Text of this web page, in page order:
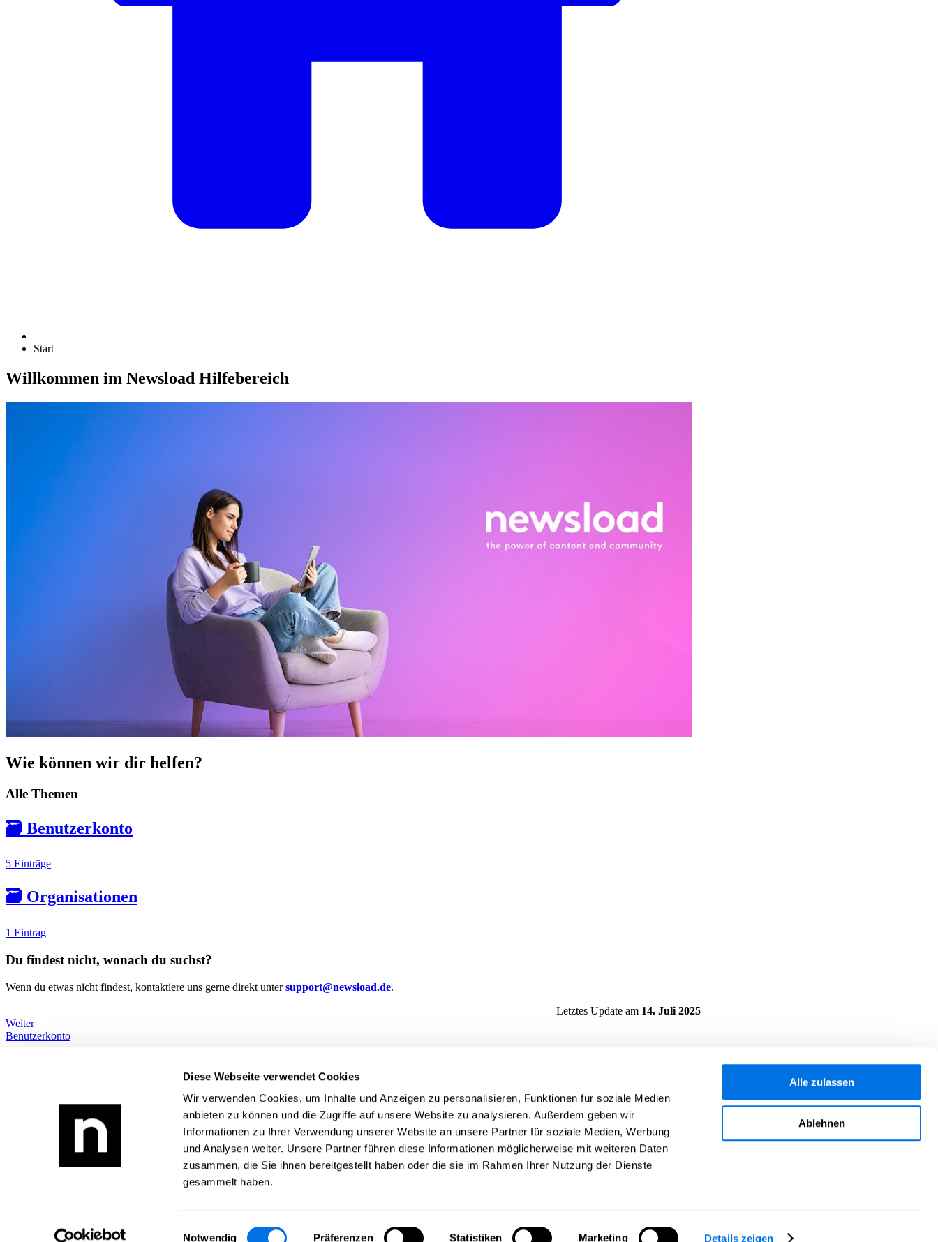
Diese Webseite verwendet Cookies
Wir verwenden Cookies, um Inhalte und Anzeigen zu personalisieren, Funktionen für soziale Medien
anbieten zu können und die Zugriffe auf unsere Website zu analysieren. Außerdem geben wir
Informationen zu Ihrer Verwendung unserer Website an unsere Partner für soziale Medien, Werbung
und Analysen weiter. Unsere Partner führen diese Informationen möglicherweise mit weiteren Daten
zusammen, die Sie ihnen bereitgestellt haben oder die sie im Rahmen Ihrer Nutzung der Dienste
gesammelt haben.
Einwilligungsauswahl
Notwendig Präferenzen Statistiken Marketing Details zeigen
Alle zulassen
Ablehnen
Start
Willkommen im Newsload Hilfebereich
Wie können wir dir helfen?
Alle Themen
🗃️ Benutzerkonto
5 Einträge
🗃️ Organisationen
1 Eintrag
Du findest nicht, wonach du suchst?
Wenn du etwas nicht findest, kontaktiere uns gerne direkt untersupport@newsload.de.
Letztes Update am 14. Juli 2025
Weiter
Benutzerkonto
Du findest nicht, wonach du suchst?
Was ist Newsload?
Kontakt